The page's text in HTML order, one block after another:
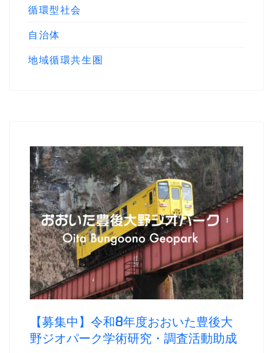
循環型社会
自治体
地域循環共生圏
【募集中】令和8年度おおいた豊後大
野ジオパーク学術研究・調査活動助成